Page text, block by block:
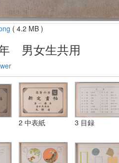
( 4.2 MB )
男女生共用
2 中表紙 3 目録